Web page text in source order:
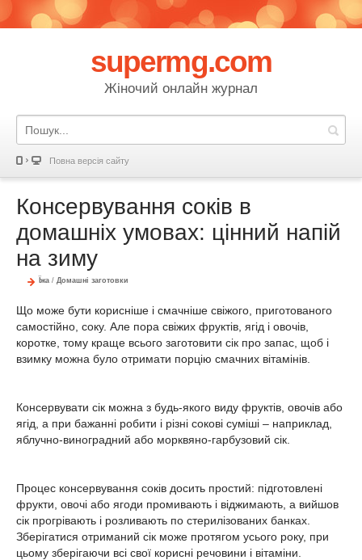
supermg.com
Жіночий онлайн журнал
Повна версія сайту
Консервування соків в
домашніх умовах: цінний напій
на зиму
Їжа / Домашні заготовки
Що може бути корисніше і смачніше свіжого, приготованого
самостійно, соку. Але пора свіжих фруктів, ягід і овочів,
коротке, тому краще всього заготовити сік про запас, щоб і
взимку можна було отримати порцію смачних вітамінів.
Консервувати сік можна з будь-якого виду фруктів, овочів або
ягід, а при бажанні робити і різні сокові суміші – наприклад,
яблучно-виноградний або морквяно-гарбузовий сік.
Процес консервування соків досить простий: підготовлені
фрукти, овочі або ягоди промивають і віджимають, а вийшов
сік прогрівають і розливають по стерилізованих банках.
Зберігатися отриманий сік може протягом усього року, при
цьому зберігаючи всі свої корисні речовини і вітаміни.